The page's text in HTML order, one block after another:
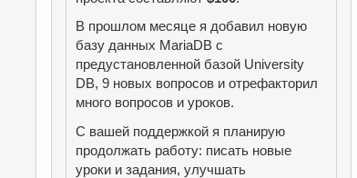
В прошлом месяце я добавил новую
базу данных MariaDB с
предустановленной базой University
DB, 9 новых вопросов и отрефакторил
много вопросов и уроков.
С вашей поддержкой я планирую
продолжать работу: писать новые
уроки и задания, улучшать